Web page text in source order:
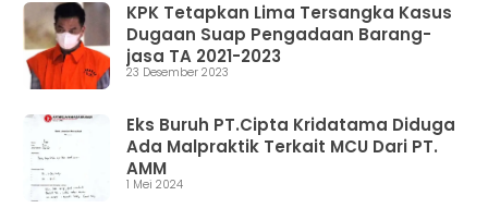
KPK Tetapkan Lima Tersangka Kasus
Dugaan Suap Pengadaan Barang-
jasa TA 2021-2023
23 Desember 2023
Eks Buruh PT.Cipta Kridatama Diduga
Ada Malpraktik Terkait MCU Dari PT.
AMM
1 Mei 2024